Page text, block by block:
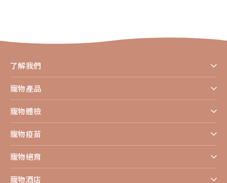
了解我們
寵物產品
寵物體檢
寵物疫苗
寵物絕育
寵物酒店